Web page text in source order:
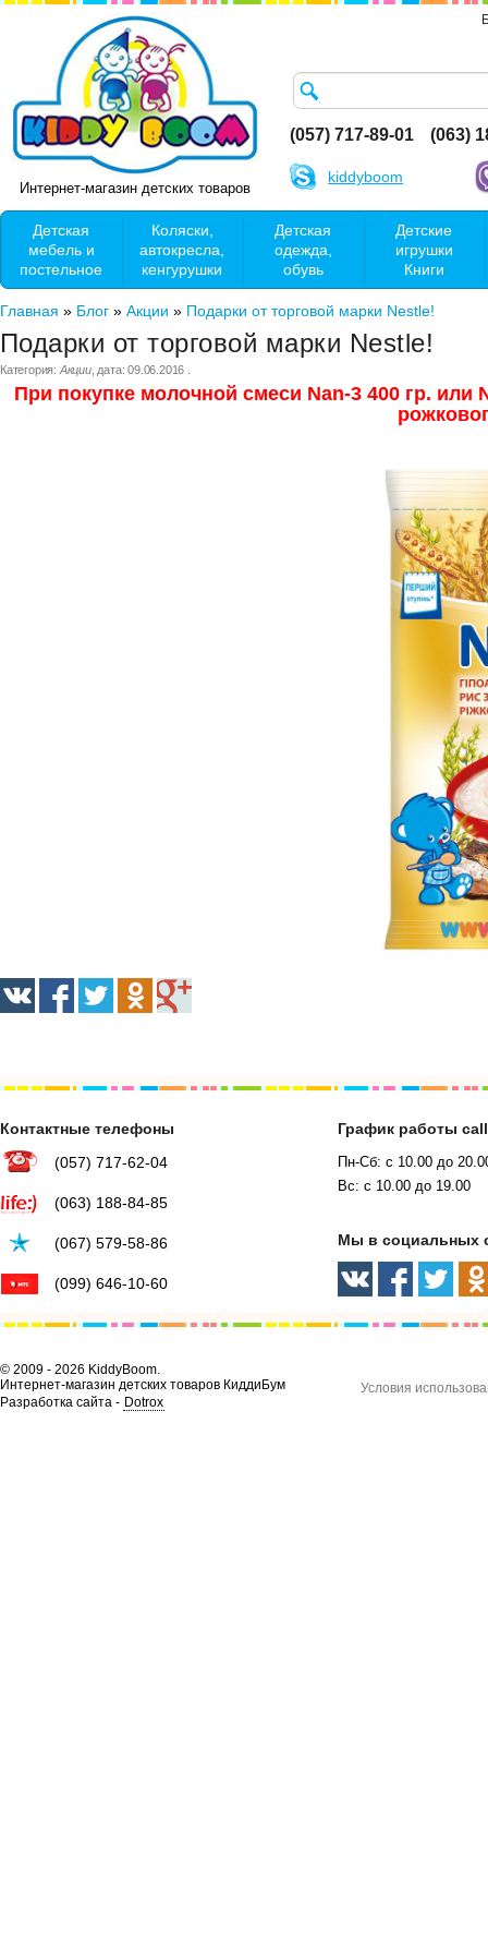
Интернет-магазин детских товаров
(057) 717-89-01 (063)
kiddyboom
Детская
мебель и
постельное
Коляски,
автокресла,
кенгурушки
Детская
одежда,
обувь
Детские
игрушки
Книги
Главная » Блог » Акции » Подарки от торговой марки Nestle!
Подарки от торговой марки Nestle!
Категория: Акции, дата:09.06.2016
При покупке молочной смеси Nan-3 400 гр. или
Контактные телефоны
(057) 717-62-04
(063) 188-84-85
(067) 579-58-86
(099) 646-10-60
График работы
Пн-Сб: с 10.00 до
Вс: с 10.00 до 19.00
Мы в социальных
© 2009 - 2026 KiddyBoom.
Интернет-магазин детских товаров КиддиБум
Разработка сайта - Dotrox
Условия